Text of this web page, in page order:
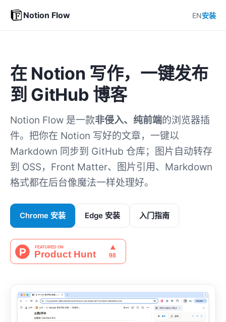
Notion Flow EN安装
在 Notion 写作，一键发布
到 GitHub 博客
Notion Flow 是一款非侵入、纯前端的浏览器插
件。把你在 Notion 写好的文章，一键以
Markdown 同步到 GitHub 仓库；图片自动转存
到 OSS，Front Matter、图片引用、Markdown
格式都在后台像魔法一样处理好。
Chrome 安装 Edge 安装 入门指南